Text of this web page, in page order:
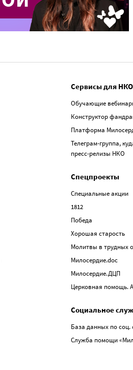
Сервисы для НКО
Обучающие
Конструктор
Платформа
Телеграм-группа,
пресс-релизы НКО
Спецпроекты
Специальные акции
1812
Победа
Хорошая старость
Молитвы в трудных
Милосердие.doc
Милосердие.ДЦП
Церковная помощь.
Социальное
База данных по
Служба помощи